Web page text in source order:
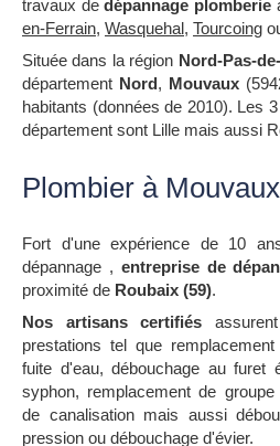
travaux dedépannage plomberie
en-Ferrain, Wasquehal, Tourcoing
Située dans la région Nord-Pas-
département Nord, Mouvaux
habitants (données de 2010). Les
département sont Lille mais aussi
Plombier à Mouvaux
Fort d'une expérience de 10
dépannage , entreprise de
proximité de Roubaix (59).
Nos artisans certifiés
prestations tel que
fuite d'eau, débouchage au furet
syphon, remplacement de
de canalisation mais aussi
pression ou débouchage d'évier.